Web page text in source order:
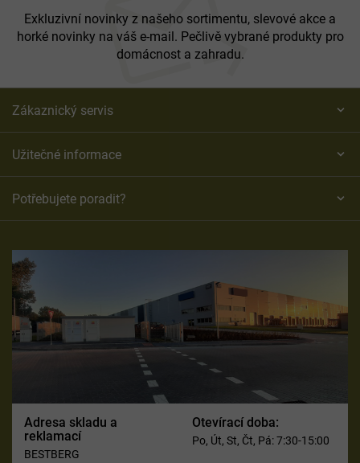
Exkluzivní novinky z našeho sortimentu, slevové akce a
horké novinky na váš e-mail. Pečlivě vybrané produkty pro
domácnost a zahradu.
Zákaznický servis
Užitečné informace
Potřebujete poradit?
Adresa skladu a
reklamací
BESTBERG
Otevírací doba:
Po, Út, St, Čt, Pá: 7:30-15:00